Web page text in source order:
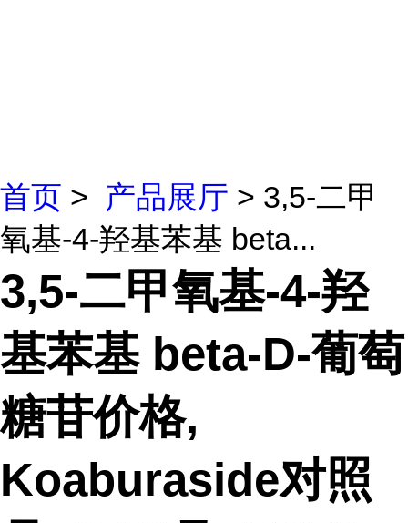
首页 > 产品展厅 > 3,5-二甲
氧基-4-羟基苯基 beta...
3,5-二甲氧基-4-羟
基苯基 beta-D-葡萄
糖苷价格,
Koaburaside对照